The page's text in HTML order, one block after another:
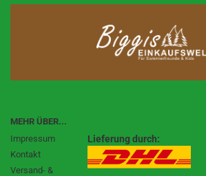
MEHR ÜBER...
Impressum
Kontakt
Versand- &
Lieferung durch: